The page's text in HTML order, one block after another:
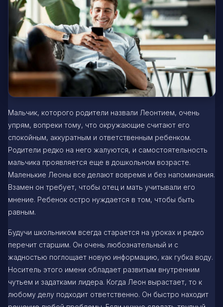
Мальчик, которого родители назвали Леонтием, очень
упрям, вопреки тому, что окружающие считают его
спокойным, аккуратным и ответственным ребенком.
Родители редко на него жалуются, и самостоятельность
мальчика проявляется еще в дошкольном возрасте.
Маленькие Леоны все делают вовремя и без напоминания.
Взамен он требует, чтобы отец и мать учитывали его
мнение. Ребенок остро нуждается в том, чтобы быть
равным.
Будучи школьником всегда старается на уроках и редко
перечит старшим. Он очень любознательный и с
жадностью поглощает новую информацию, как губка воду.
Носитель этого имени обладает развитым внутренним
чутьем и задатками лидера. Когда Леон вырастает, то к
любому делу подходит ответственно. Он быстро находит